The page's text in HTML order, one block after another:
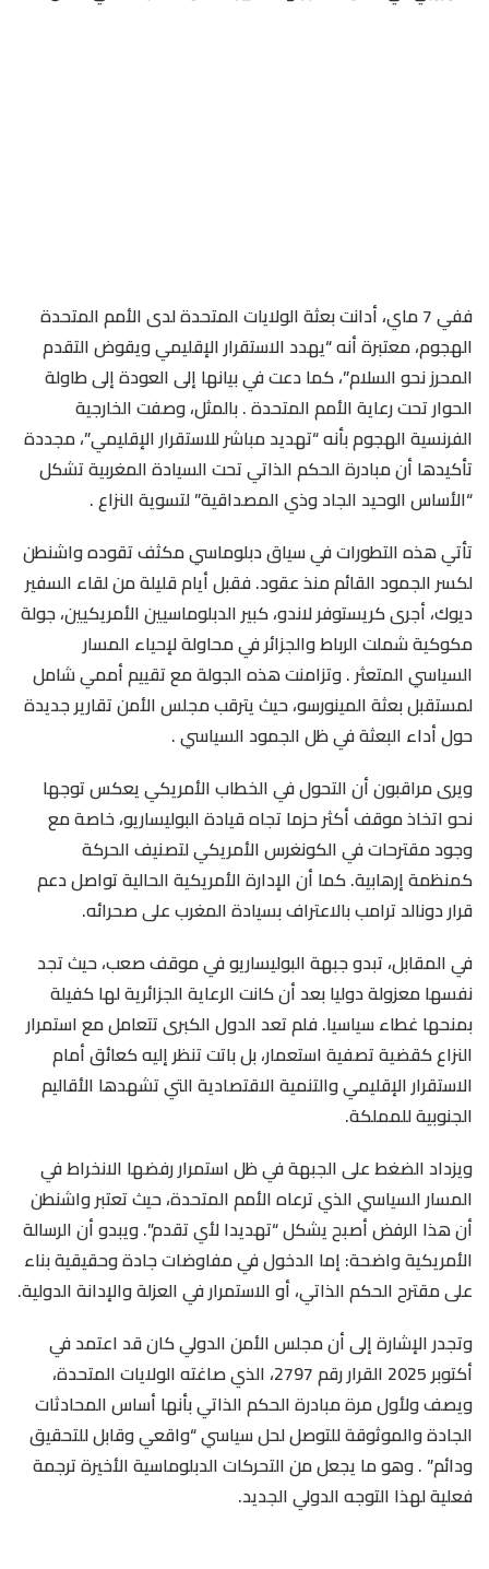
ففي 7 ماي، أدانت بعثة الولايات المتحدة لدى الأمم المتحدة
الهجوم، معتبرة أنه “يهدد الاستقرار الإقليمي ويقوض التقدم
المحرز نحو السلام”، كما دعت في بيانها إلى العودة إلى طاولة
الحوار تحت رعاية الأمم المتحدة . بالمثل، وصفت الخارجية
الفرنسية الهجوم بأنه “تهديد مباشر للاستقرار الإقليمي”، مجددة
تأكيدها أن مبادرة الحكم الذاتي تحت السيادة المغربية تشكل
“الأساس الوحيد الجاد وذي المصداقية” لتسوية النزاع .
تأتي هذه التطورات في سياق دبلوماسي مكثف تقوده واشنطن
لكسر الجمود القائم منذ عقود. فقبل أيام قليلة من لقاء السفير
ديوك، أجرى كريستوفر لاندو، كبير الدبلوماسيين الأمريكيين، جولة
مكوكية شملت الرباط والجزائر في محاولة لإحياء المسار
السياسي المتعثر . وتزامنت هذه الجولة مع تقييم أممي شامل
لمستقبل بعثة المينورسو، حيث يترقب مجلس الأمن تقارير جديدة
حول أداء البعثة في ظل الجمود السياسي .
ويرى مراقبون أن التحول في الخطاب الأمريكي يعكس توجها
نحو اتخاذ موقف أكثر حزما تجاه قيادة البوليساريو، خاصة مع
وجود مقترحات في الكونغرس الأمريكي لتصنيف الحركة
كمنظمة إرهابية. كما أن الإدارة الأمريكية الحالية تواصل دعم
قرار دونالد ترامب بالاعتراف بسيادة المغرب على صحرائه.
في المقابل، تبدو جبهة البوليساريو في موقف صعب، حيث تجد
نفسها معزولة دوليا بعد أن كانت الرعاية الجزائرية لها كفيلة
بمنحها غطاء سياسيا. فلم تعد الدول الكبرى تتعامل مع استمرار
النزاع كقضية تصفية استعمار، بل باتت تنظر إليه كعائق أمام
الاستقرار الإقليمي والتنمية الاقتصادية التي تشهدها الأقاليم
الجنوبية للمملكة.
ويزداد الضغط على الجبهة في ظل استمرار رفضها الانخراط في
المسار السياسي الذي ترعاه الأمم المتحدة، حيث تعتبر واشنطن
أن هذا الرفض أصبح يشكل “تهديدا لأي تقدم”. ويبدو أن الرسالة
الأمريكية واضحة: إما الدخول في مفاوضات جادة وحقيقية بناء
على مقترح الحكم الذاتي، أو الاستمرار في العزلة والإدانة الدولية.
وتجدر الإشارة إلى أن مجلس الأمن الدولي كان قد اعتمد في
أكتوبر 2025 القرار رقم 2797، الذي صاغته الولايات المتحدة،
ويصف ولأول مرة مبادرة الحكم الذاتي بأنها أساس المحادثات
الجادة والموثوقة للتوصل لحل سياسي “واقعي وقابل للتحقيق
ودائم” . وهو ما يجعل من التحركات الدبلوماسية الأخيرة ترجمة
فعلية لهذا التوجه الدولي الجديد.